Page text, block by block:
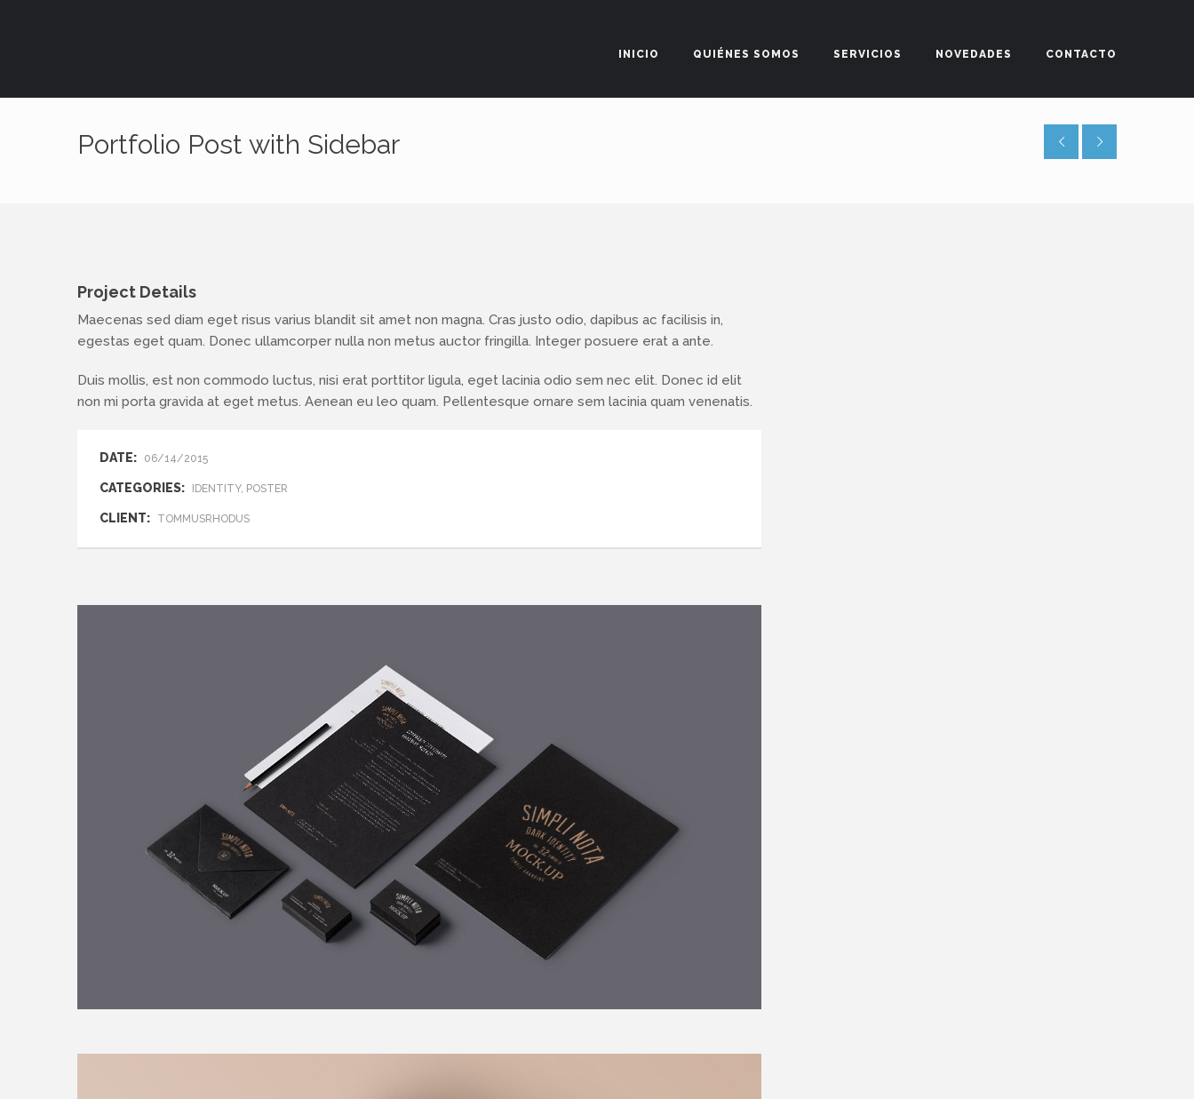
INICIO QUIÉNES SOMOS SERVICIOS NOVEDADES CONTACTO
Portfolio Post with Sidebar
Project Details
Maecenas sed diam eget risus varius blandit sit amet non magna. Cras justo odio, dapibus ac facilisis in,
egestas eget quam. Donec ullamcorper nulla non metus auctor fringilla. Integer posuere erat a ante.
Duis mollis, est non commodo luctus, nisi erat porttitor ligula, eget lacinia odio sem nec elit. Donec id elit
non mi porta gravida at eget metus. Aenean eu leo quam. Pellentesque ornare sem lacinia quam venenatis.
DATE: 06/14/2015
CATEGORIES: IDENTITY, POSTER
CLIENT: TOMMUSRHODUS